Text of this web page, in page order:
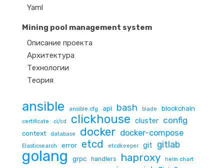
Yaml
Mining pool management system
Описание проекта
Архитектура
Технологии
Теория
ansible ansible.cfg api bash blade blockchain
certificate ci/cd clickhouse cluster config
context database docker docker-compose
Elasticsearch error etcd etcdkeeper git gitlab
golang grpc handlers haproxy
helm chart